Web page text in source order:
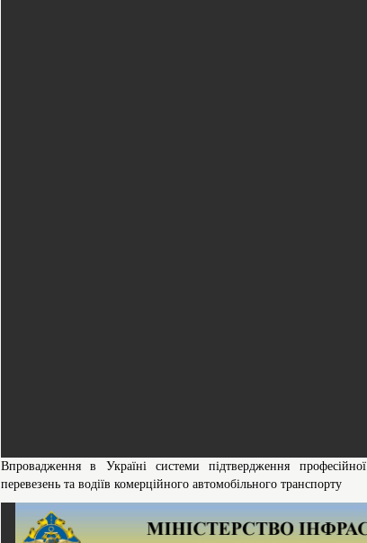
Впровадження в Україні системи підтвердження
перевезень та водіїв комерційного автомобільного транспорту